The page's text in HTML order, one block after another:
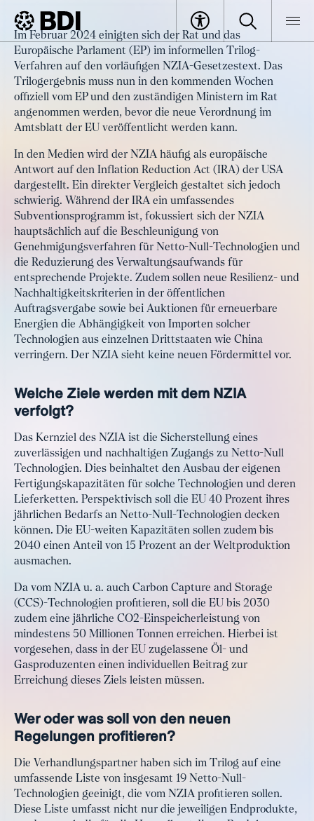
BDI Artikel
Artikel
Net Zero Industry Act – Kein
großer Durchbruch für den
deutschen Industriestandort
Im Februar 2024 einigten sich der Rat und das
Europäische Parlament (EP) im informellen Trilog-
Verfahren auf den vorläufigen NZIA-Gesetzestext. Das
Trilogergebnis muss nun in den kommenden Wochen
offiziell vom EP und den zuständigen Ministern im Rat
angenommen werden, bevor die neue Verordnung im
Amtsblatt der EU veröffentlicht werden kann.
In den Medien wird der NZIA häufig als europäische
Antwort auf den Inflation Reduction Act (IRA) der USA
dargestellt. Ein direkter Vergleich gestaltet sich jedoch
schwierig. Während der IRA ein umfassendes
Subventionsprogramm ist, fokussiert sich der NZIA
hauptsächlich auf die Beschleunigung von
Genehmigungsverfahren für Netto-Null-Technologien und
die Reduzierung des Verwaltungsaufwands für
entsprechende Projekte. Zudem sollen neue Resilienz- und
Nachhaltigkeitskriterien in der öffentlichen
Auftragsvergabe sowie bei Auktionen für erneuerbare
Energien die Abhängigkeit von Importen solcher
Technologien aus einzelnen Drittstaaten wie China
verringern. Der NZIA sieht keine neuen Fördermittel vor.
Welche Ziele werden mit dem NZIA
verfolgt?
Das Kernziel des NZIA ist die Sicherstellung eines
zuverlässigen und nachhaltigen Zugangs zu Netto-Null
Technologien. Dies beinhaltet den Ausbau der eigenen
Fertigungskapazitäten für solche Technologien und deren
Lieferketten. Perspektivisch soll die EU 40 Prozent ihres
jährlichen Bedarfs an Netto-Null-Technologien decken
können. Die EU-weiten Kapazitäten sollen zudem bis
2040 einen Anteil von 15 Prozent an der Weltproduktion
ausmachen.
Da vom NZIA u. a. auch Carbon Capture and Storage
(CCS)-Technologien profitieren, soll die EU bis 2030
zudem eine jährliche CO2-Einspeicherleistung von
mindestens 50 Millionen Tonnen erreichen. Hierbei ist
vorgesehen, dass in der EU zugelassene Öl- und
Gasproduzenten einen individuellen Beitrag zur
Erreichung dieses Ziels leisten müssen.
Wer oder was soll von den neuen
Regelungen profitieren?
Die Verhandlungspartner haben sich im Trilog auf eine
umfassende Liste von insgesamt 19 Netto-Null-
Technologien geeinigt, die vom NZIA profitieren sollen.
Diese Liste umfasst nicht nur die jeweiligen Endprodukte,